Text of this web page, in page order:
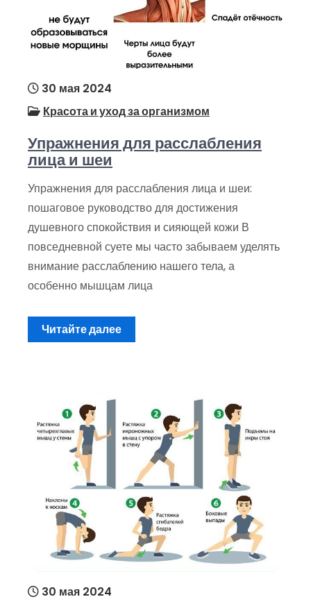
30 мая 2024
Красота и уход за организмом
Упражнения для расслабления
лица и шеи
Упражнения для расслабления лица и шеи:
пошаговое руководство для достижения
душевного спокойствия и сияющей кожи В
повседневной суете мы часто забываем уделять
внимание расслаблению нашего тела, а
особенно мышцам лица
Читайте далее
30 мая 2024